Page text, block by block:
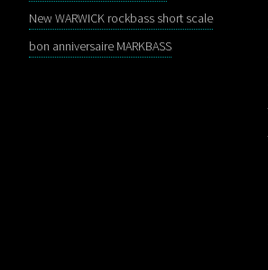
New WARWICK rockbass short scale
bon anniversaire MARKBASS